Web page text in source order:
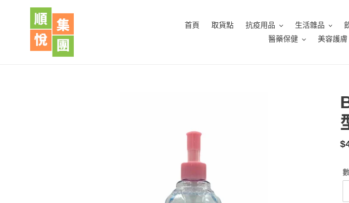
首頁 取貨點 抗疫用品 生活雜品
醫藥保健
美容護膚
定